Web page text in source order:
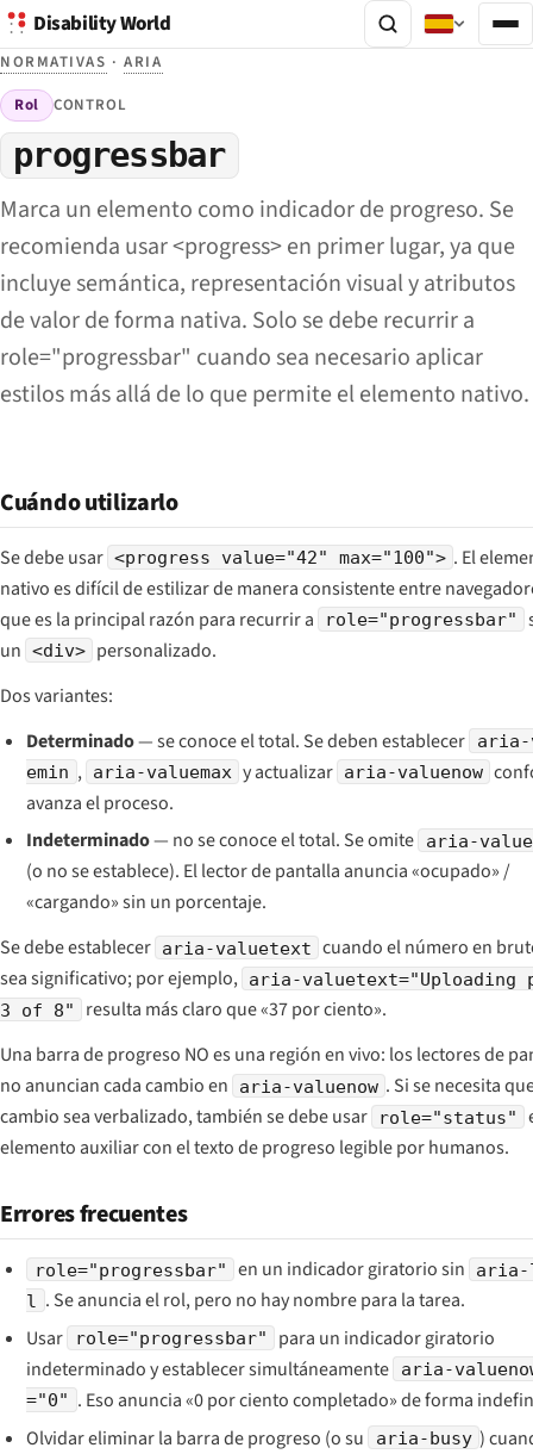
Disability World
NORMATIVAS ·ARIA
Rol CONTROL
progressbar
Marca un elemento como indicador de progreso. Se
recomienda usar <progress> en primer lugar, ya que
incluye semántica, representación visual y atributos
de valor de forma nativa. Solo se debe recurrir a
role="progressbar" cuando sea necesario aplicar
estilos más allá de lo que permite el elemento nativo.
Cuándo utilizarlo
Se debe usar <progress value="42" max="100"> . El
nativo es difícil de estilizar de manera consistente entre
que es la principal razón para recurrir a
role="progressbar"
un <div> personalizado.
Dos variantes:
Determinado— se conoce el total. Se deben establecer
aria-
emin , aria-valuemax y actualizar aria-valuenow
avanza el proceso.
Indeterminado— no se conoce el total. Se omite aria-
(o no se establece). El lector de pantalla anuncia «ocupado» /
«cargando» sin un porcentaje.
Se debe establecer aria-valuetext cuando el número en
sea significativo; por ejemplo, aria-valuetext="Uploading
3 of 8"
resulta más claro que «37 por ciento».
Una barra de progreso NO es una región en vivo: los lectores de
no anuncian cada cambio en
aria-valuenow . Si se necesita
cambio sea verbalizado, también se debe usar
role="status"
elemento auxiliar con el texto de progreso legible por humanos.
Errores frecuentes
role="progressbar" en un indicador giratorio sin
aria-
l
. Se anuncia el rol, pero no hay nombre para la tarea.
Usar
role="progressbar"
para un indicador giratorio
indeterminado y establecer simultáneamente
aria-
="0" . Eso anuncia «0 por ciento completado» de forma
Olvidar eliminar la barra de progreso (o su
aria-busy )